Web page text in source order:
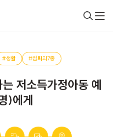
#생활 #점퍼외7종
저소득가정아동 예
)에게